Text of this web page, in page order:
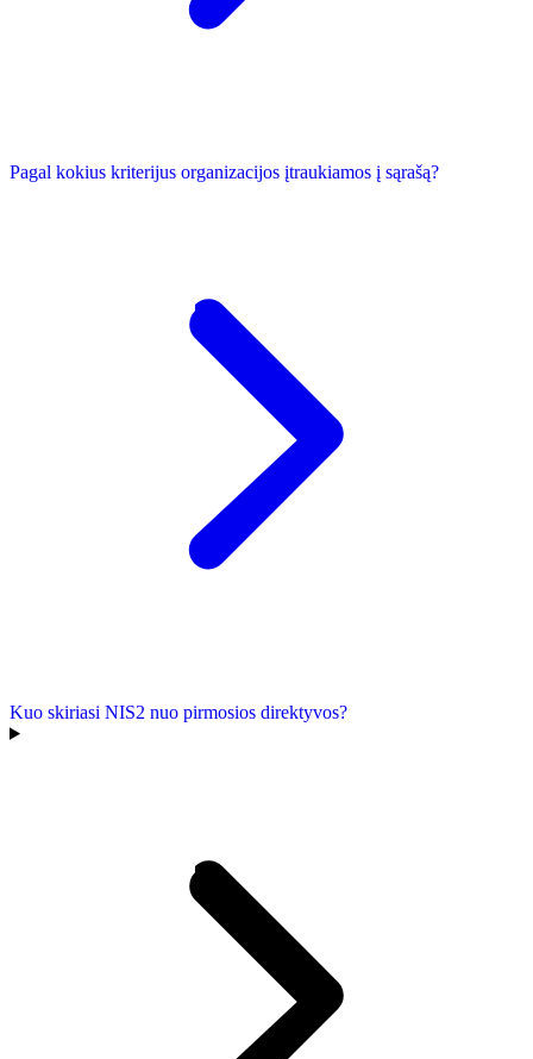
Pagal kokius kriterijus organizacijos įtraukiamos į sąrašą?
Kuo skiriasi NIS2 nuo pirmosios direktyvos?